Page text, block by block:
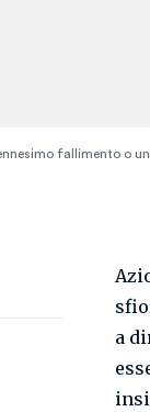
fallimento o
a